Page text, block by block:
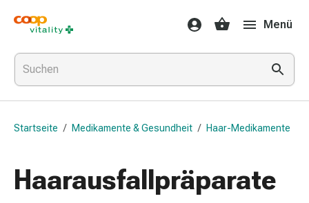
Medikamente
&
Gesundheit
Grippe
&
Erkältung
Grippe-
Erkältung
Medikamente
Menü
Startseite / Medikamente & Gesundheit / Haar-Medikamente
Haarausfallpräparate